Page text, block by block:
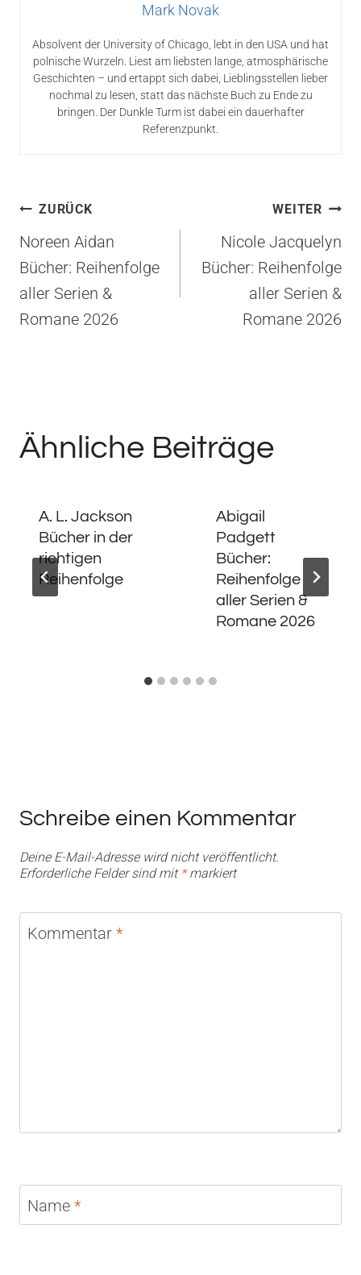
Mark Novak
Absolvent der University of Chicago, lebt in den USA und hat
polnische Wurzeln. Liest am liebsten lange, atmosphärische
Geschichten – und ertappt sich dabei, Lieblingsstellen lieber
nochmal zu lesen, statt das nächste Buch zu Ende zu
bringen. Der Dunkle Turm ist dabei ein dauerhafter
Referenzpunkt.
Beitragsnavigation
ZURÜCK
Noreen Aidan
Bücher: Reihenfolge
aller Serien &
Romane 2026
WEITER
Nicole Jacquelyn
Bücher: Reihenfolge
aller Serien &
Romane 2026
Ähnliche Beiträge
A. L. Jackson
Bücher in der
richtigen
Reihenfolge
Abigail
Padgett
Bücher:
Reihenfolge
aller Serien &
Romane 2026
Schreibe einen Kommentar
Deine E-Mail-Adresse wird nicht veröffentlicht.
Erforderliche Felder sind mit *markiert
Kommentar *
Name *